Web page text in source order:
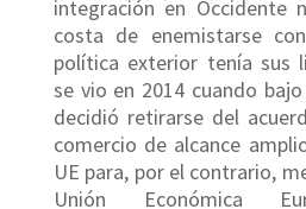
integración en Occidente
costa de enemistarse
política exterior tenía sus
se vio en 2014 cuando
decidió retirarse del
comercio de alcance
UE para, por el contrario,
Unión Económica